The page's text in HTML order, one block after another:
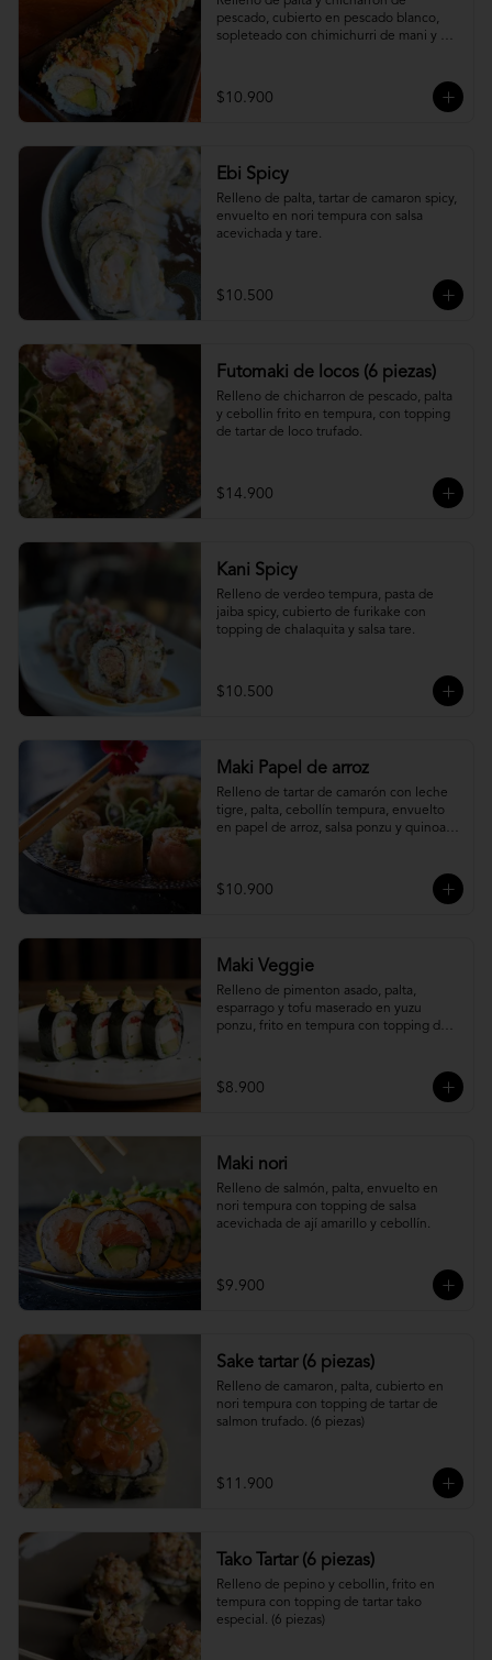
pescado, cubierto en pescado blanco,
sopleteado con chimichurri de mani y
$10.900
Ebi Spicy
Relleno de palta, tartar de camaron spicy,
envuelto en nori tempura con salsa
acevichada y tare.
$10.500
Futomaki de locos (6 piezas)
Relleno de chicharron de pescado, palta
y cebollin frito en tempura, con topping
de tartar de loco trufado.
$14.900
Kani Spicy
Relleno de verdeo tempura, pasta de
jaiba spicy, cubierto de furikake con
topping de chalaquita y salsa tare.
$10.500
Maki Papel de arroz
Relleno de tartar de camarón con leche
tigre, palta, cebollín tempura, envuelto
en papel de arroz, salsa ponzu y quinoa
$10.900
Maki Veggie
Relleno de pimenton asado, palta,
esparrago y tofu maserado en yuzu
ponzu, frito en tempura con topping de
$8.900
Maki nori
Relleno de salmón, palta, envuelto en
nori tempura con topping de salsa
acevichada de ají amarillo y cebollín.
$9.900
Sake tartar (6 piezas)
Relleno de camaron, palta, cubierto en
nori tempura con topping de tartar de
salmon trufado. (6 piezas)
$11.900
Tako Tartar (6 piezas)
Relleno de pepino y cebollin, frito en
tempura con topping de tartar tako
especial. (6 piezas)